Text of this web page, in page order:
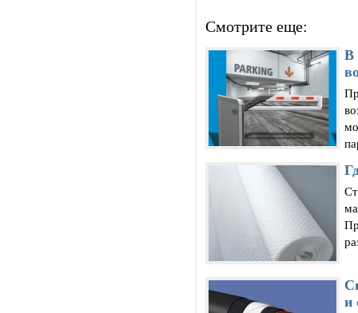
Смотрите еще:
В
и